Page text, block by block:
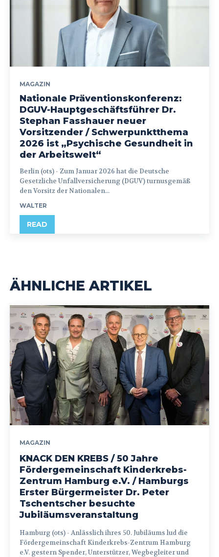
MAGAZIN
Nationale Präventionskonferenz:
DGUV-Hauptgeschäftsführer Dr.
Stephan Fasshauer neuer
Vorsitzender / Schwerpunktthema
2026 ist „Psychische Gesundheit in
der Arbeitswelt“
Berlin (ots) - Zum Januar 2026 hat die Deutsche
Gesetzliche Unfallversicherung (DGUV) turnusgemäß
den Vorsitz der Nationalen...
WALTER
READ
ÄHNLICHE ARTIKEL
MAGAZIN
KNACK DEN KREBS / 50 Jahre
Fördergemeinschaft Kinderkrebs-
Zentrum Hamburg e.V. / Hamburgs
Erster Bürgermeister Dr. Peter
Tschentscher besuchte
Jubiläumsveranstaltung
Hamburg (ots) - Anlässlich ihres 50. Jubiläums lud die
Fördergemeinschaft Kinderkrebs-Zentrum Hamburg
e.V. gestern Spender, Unterstützer, Wegbegleiter und